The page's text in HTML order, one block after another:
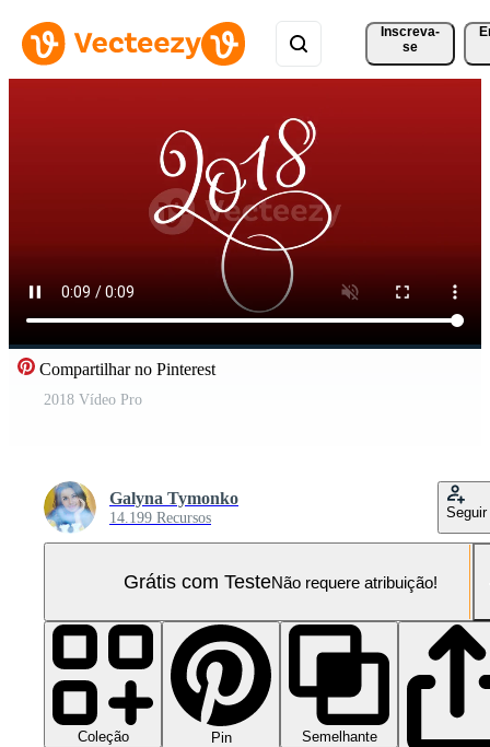
Inscreva-
se
Compartilhar no Pinterest
2018 Vídeo Pro
Galyna Tymonko
14.199 Recursos Seguir
Grátis com TesteNão requere atribuição!
Coleção Pin
Semelhante